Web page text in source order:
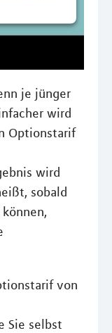
je jünger
wird
Optionstarif
wird
sobald
von
Sie selbst